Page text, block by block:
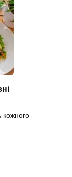
кожного